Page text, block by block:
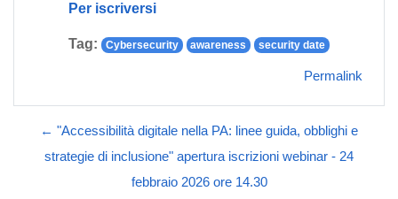
Per iscriversi
Tag: Cybersecurity awareness security date
Permalink
← "Accessibilità digitale nella PA: linee guida, obblighi e
strategie di inclusione" apertura iscrizioni webinar - 24
febbraio 2026 ore 14.30